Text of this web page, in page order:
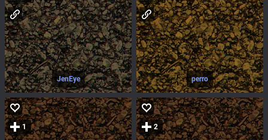
JenEye perro
1 2